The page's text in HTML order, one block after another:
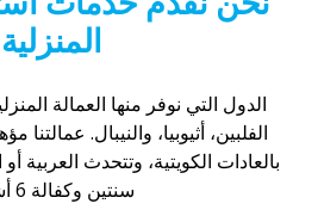
المنزلية
الدول التي نوفر منها العمالة
الفلبين، أثيوبيا، والنيبال. عمالتنا
بالعادات الكويتية، وتتحدث العربية
سنتين وكفالة 6 أشهر.